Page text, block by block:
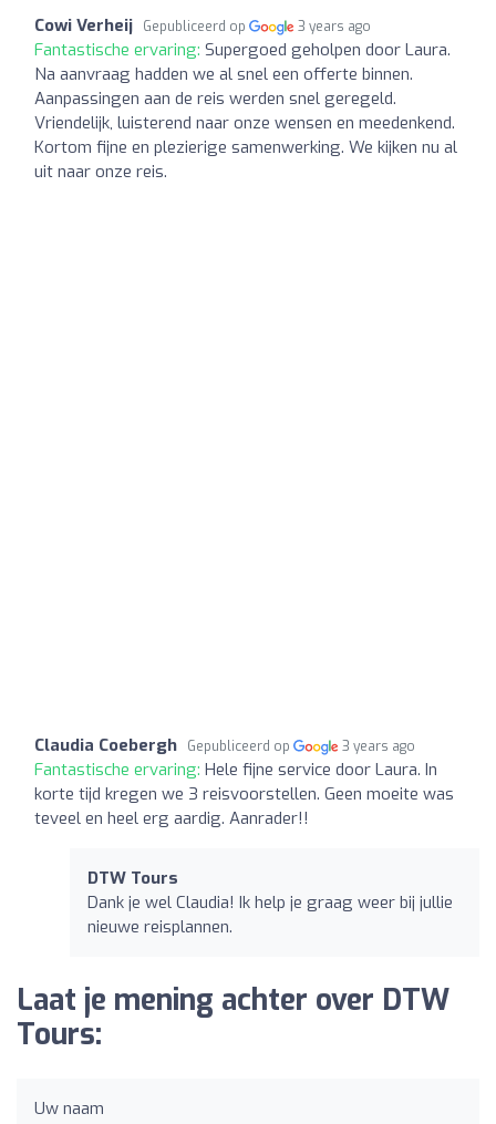
Cowi Verheij Gepubliceerd op 3 years ago
Fantastische ervaring: Supergoed geholpen door Laura.
Na aanvraag hadden we al snel een offerte binnen.
Aanpassingen aan de reis werden snel geregeld.
Vriendelijk, luisterend naar onze wensen en meedenkend.
Kortom fijne en plezierige samenwerking. We kijken nu al
uit naar onze reis.
Claudia Coebergh Gepubliceerd op 3 years ago
Fantastische ervaring: Hele fijne service door Laura. In
korte tijd kregen we 3 reisvoorstellen. Geen moeite was
teveel en heel erg aardig. Aanrader!!
DTW Tours
Dank je wel Claudia! Ik help je graag weer bij jullie
nieuwe reisplannen.
Laat je mening achter over DTW
Tours:
Uw naam